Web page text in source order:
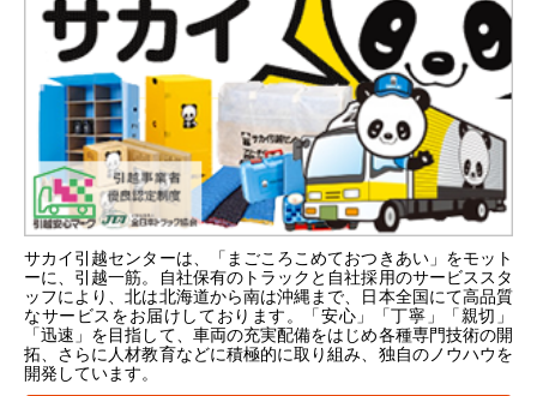
サカイ引越センターは、「まごころこめておつきあい」をモット
ーに、引越一筋。自社保有のトラックと自社採用のサービススタ
ッフにより、北は北海道から南は沖縄まで、日本全国にて高品質
なサービスをお届けしております。「安心」「丁寧」「親切」
「迅速」を目指して、車両の充実配備をはじめ各種専門技術の開
拓、さらに人材教育などに積極的に取り組み、独自のノウハウを
開発しています。